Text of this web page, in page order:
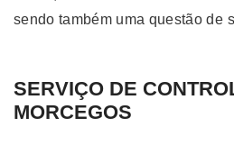
sendo também uma questão de
SERVIÇO DE
MORCEGOS